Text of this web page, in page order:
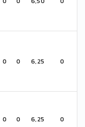
0 0 6,25 0
0 0 6,25 0